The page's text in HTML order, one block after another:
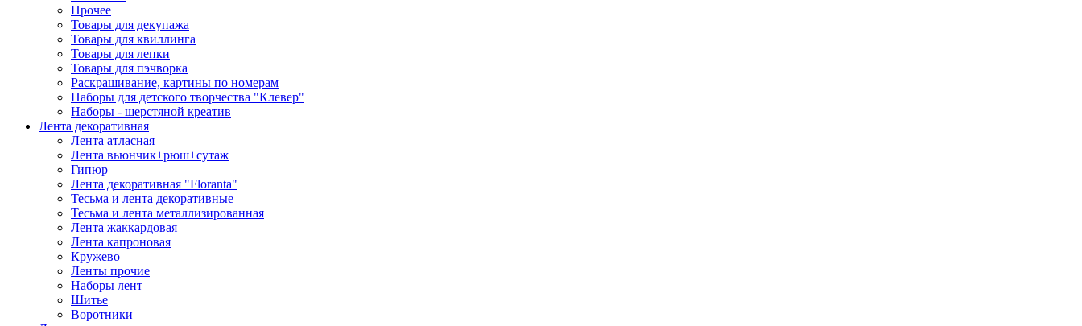
Прочее
Товары для декупажа
Товары для квиллинга
Товары для лепки
Товары для пэчворка
Раскрашивание, картины по номерам
Наборы для детского творчества "Клевер"
Наборы - шерстяной креатив
Лента декоративная
Лента атласная
Лента вьюнчик+рюш+сутаж
Гипюр
Лента декоративная "Floranta"
Тесьма и лента декоративные
Тесьма и лента металлизированная
Лента жаккардовая
Лента капроновая
Кружево
Ленты прочие
Наборы лент
Шитье
Воротники